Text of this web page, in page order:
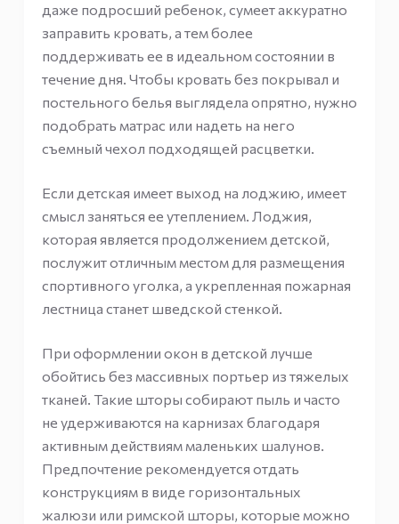
даже подросший ребенок, сумеет аккуратно
заправить кровать, а тем более
поддерживать ее в идеальном состоянии в
течение дня. Чтобы кровать без покрывал и
постельного белья выглядела опрятно, нужно
подобрать матрас или надеть на него
съемный чехол подходящей расцветки.
Если детская имеет выход на лоджию, имеет
смысл заняться ее утеплением. Лоджия,
которая является продолжением детской,
послужит отличным местом для размещения
спортивного уголка, а укрепленная пожарная
лестница станет шведской стенкой.
При оформлении окон в детской лучше
обойтись без массивных портьер из тяжелых
тканей. Такие шторы собирают пыль и часто
не удерживаются на карнизах благодаря
активным действиям маленьких шалунов.
Предпочтение рекомендуется отдать
конструкциям в виде горизонтальных
жалюзи или римской шторы, которые можно